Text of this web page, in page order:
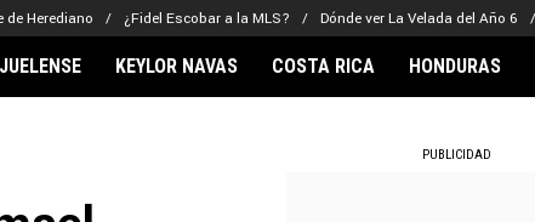
Herediano ¿Fidel Escobar a la MLS? Dónde ver La Velada del Año 6
KEYLOR NAVAS COSTA RICA HONDURAS
PUBLICIDAD